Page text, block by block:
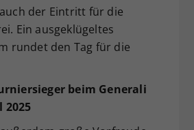
der Eintritt für die
Ein ausgeklügeltes
rundet den Tag für die
beim Generali
2025